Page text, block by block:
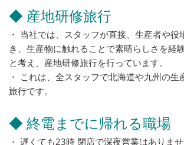
◆ 産地研修旅行
・ 当社では、スタッフが直接、生産者や役
き、生産物に触れることで素晴らしさを経
と考え、産地研修旅行を行っています。
・ これは、全スタッフで北海道や九州の生
旅行です。
◆ 終電までに帰れる職場
・ 遅くても23時 閉店で深夜営業はありま